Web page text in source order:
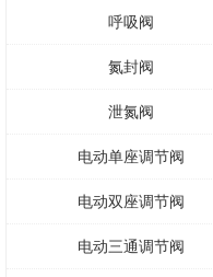
呼吸阀
氮封阀
泄氮阀
电动单座调节阀
电动双座调节阀
电动三通调节阀